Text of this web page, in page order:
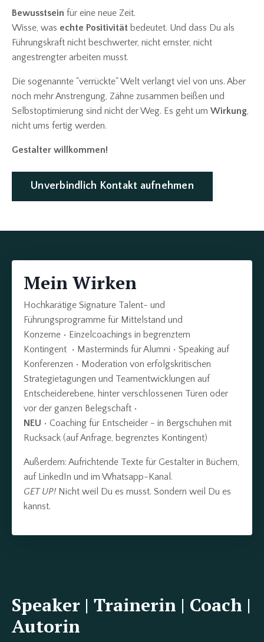
Bewusstsein für eine neue Zeit.
Wisse, was echte Positivität bedeutet. Und dass Du als
Führungskraft nicht beschwerter, nicht ernster, nicht
angestrengter arbeiten musst.
Die sogenannte "verrückte" Welt verlangt viel von uns. Aber
noch mehr Anstrengung, Zähne zusammen beißen und
Selbstoptimierung sind nicht der Weg. Es geht um Wirkung,
nicht ums fertig werden.
Gestalter willkommen!
Unverbindlich Kontakt aufnehmen
Mein Wirken
Hochkarätige Signature Talent- und
Führungsprogramme für Mittelstand und
Konzerne • Einzelcoachings in begrenztem
Kontingent • Masterminds für Alumni • Speaking auf
Konferenzen • Moderation von erfolgskritischen
Strategietagungen und Teamentwicklungen auf
Entscheiderebene, hinter verschlossenen Türen oder
vor der ganzen Belegschaft •
NEU • Coaching für Entscheider - in Bergschuhen mit
Rucksack (auf Anfrage, begrenztes Kontingent)
Außerdem: Aufrichtende Texte für Gestalter in Büchern,
auf LinkedIn und im Whatsapp-Kanal.
GET UP! Nicht weil Du es musst. Sondern weil Du es
kannst.
Speaker | Trainerin | Coach |
Autorin